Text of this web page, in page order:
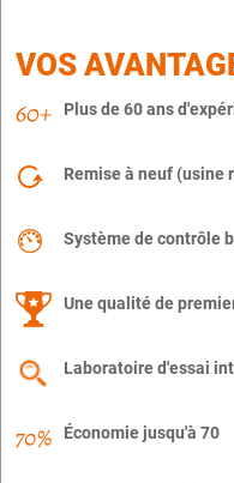
VOS
Plus de 60 ans
Remise à neuf (usine
Système de contrôle
Une qualité de
Laboratoire d'essai
Économie jusqu'à 70